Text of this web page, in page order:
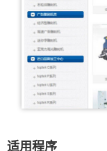
适用程序